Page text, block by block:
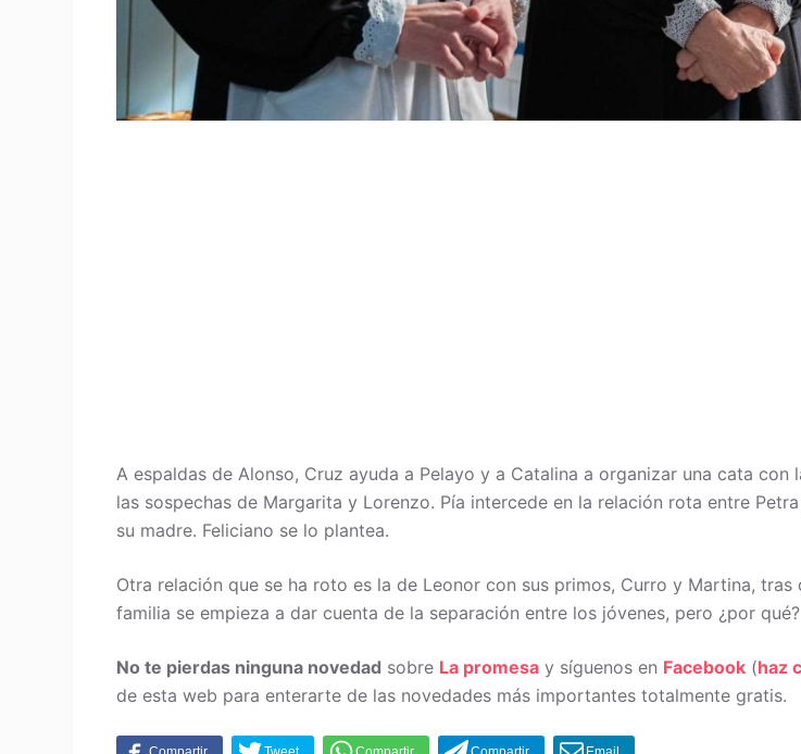
A espaldas de Alonso, Cruz ayuda a Pelayo y a Catalina a organizar una cata
las sospechas de Margarita y Lorenzo. Pía intercede en la relación rota entre
su madre. Feliciano se lo plantea.
Otra relación que se ha roto es la de Leonor con sus primos, Curro y Martina,
familia se empieza a dar cuenta de la separación entre los jóvenes, pero ¿por qué?
No te pierdas ninguna novedad sobre La promesa y síguenos en Facebook (haz
de esta web para enterarte de las novedades más importantes totalmente gratis.